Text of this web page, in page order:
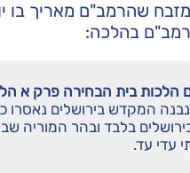
שהרמב"ם מאריך בו
בהלכה:
הלכות בית הבחירה פרק א
המקדש בירושלים נאסרו
בלבד ובהר המוריה
עדי עד.